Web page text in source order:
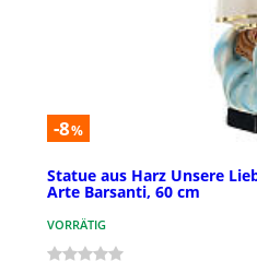
-8%
Statue aus Harz Unsere
Arte Barsanti, 60 cm
VORRÄTIG